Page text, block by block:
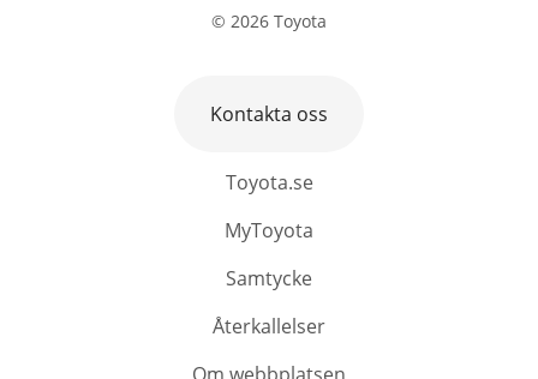
© 2026 Toyota
Toyota.se
MyToyota
Samtycke
Återkallelser
Kontakta oss